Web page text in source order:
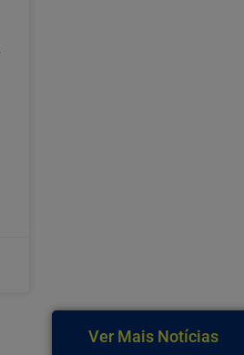
Ver Mais Notícias